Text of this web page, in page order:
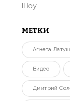
Шоу
МЕТКИ
Агнета
Видео
Дмитрий